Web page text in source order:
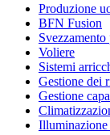
Produzione
BFN Fusion
Svezzamento
Voliere
Sistemi
Gestione dei
Gestione